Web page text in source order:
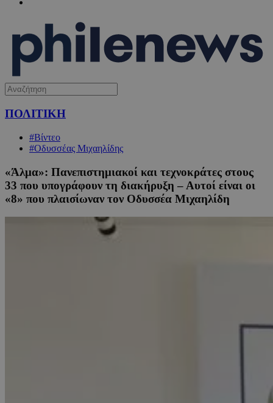
ΠΟΛΙΤΙΚΗ
#Βίντεο
#Οδυσσέας Μιχαηλίδης
«Άλμα»: Πανεπιστημιακοί και τεχνοκράτες στους
33 που υπογράφουν τη διακήρυξη – Αυτοί είναι οι
«8» που πλαισίωναν τον Οδυσσέα Μιχαηλίδη